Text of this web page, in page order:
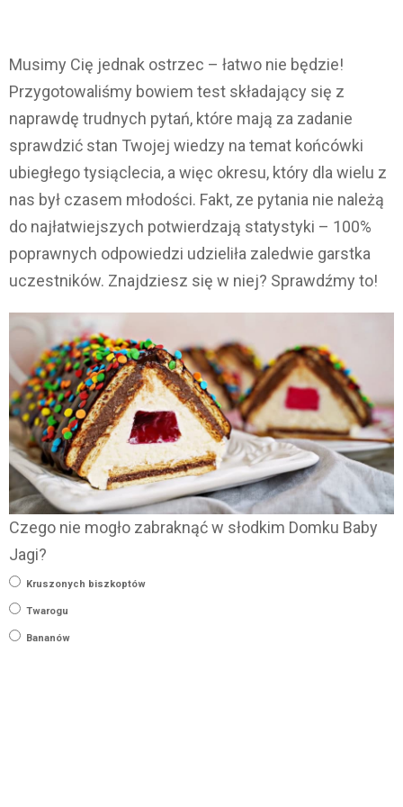
Musimy Cię jednak ostrzec – łatwo nie będzie!
Przygotowaliśmy bowiem test składający się z
naprawdę trudnych pytań, które mają za zadanie
sprawdzić stan Twojej wiedzy na temat końcówki
ubiegłego tysiąclecia, a więc okresu, który dla wielu z
nas był czasem młodości. Fakt, ze pytania nie należą
do najłatwiejszych potwierdzają statystyki – 100%
poprawnych odpowiedzi udzieliła zaledwie garstka
uczestników. Znajdziesz się w niej? Sprawdźmy to!
Czego nie mogło zabraknąć w słodkim Domku Baby
Jagi?
Kruszonych biszkoptów
Twarogu
Bananów